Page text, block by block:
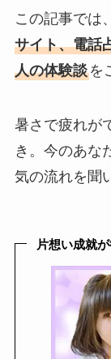
この記事では、
サイト、電話
人の体験談を
暑さで疲れが
き。今のあな
気の流れを聞
片想い成就